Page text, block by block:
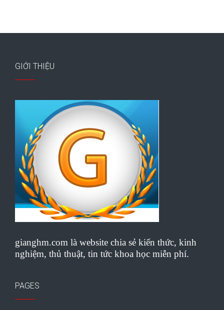
GIỚI THIỆU
gianghm.com là website chia sẻ kiến thức, kinh
nghiệm, thủ thuật, tin tức khoa học miễn phí.
PAGES